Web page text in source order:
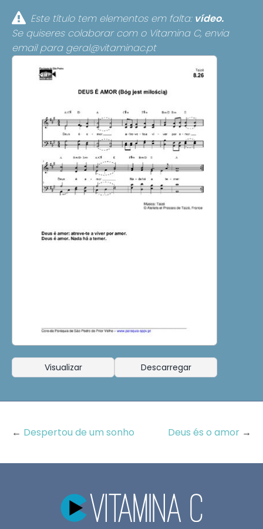
Este título tem elementos em falta: vídeo.
Se quiseres colaborar com o Vitamina C, envia
email para geral@vitaminac.pt
Visualizar Descarregar
← Despertou de um sonho Deus és o amor →